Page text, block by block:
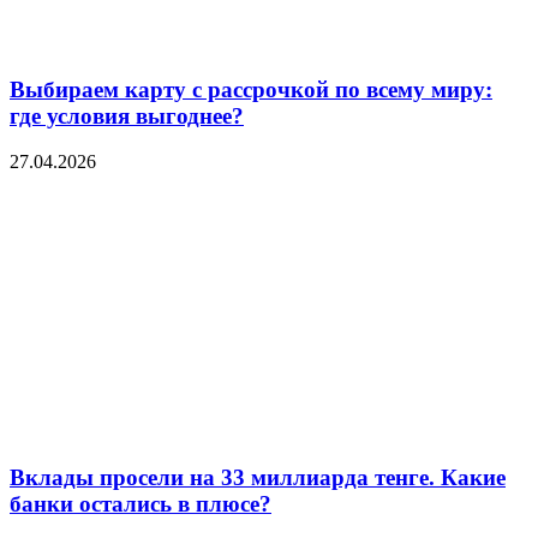
Выбираем карту с рассрочкой по всему миру:
где условия выгоднее?
27.04.2026
Вклады просели на 33 миллиарда тенге. Какие
банки остались в плюсе?